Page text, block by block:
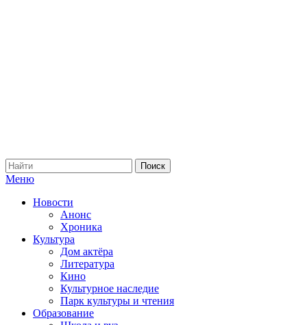
Меню
Новости
Анонс
Хроника
Культура
Дом актёра
Литература
Кино
Культурное наследие
Парк культуры и чтения
Образование